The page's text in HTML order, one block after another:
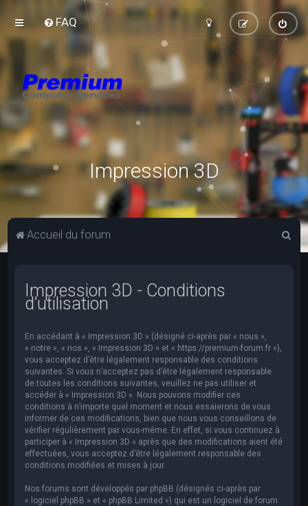
FAQ
Impression 3D
Accueil du forum
Impression 3D - Conditions
d’utilisation
En accédant à « Impression 3D » (désigné ci-après par « nous »,
« notre », « nos », « Impression 3D » et « https://premium-forum.fr »),
vous acceptez d’être légalement responsable des conditions
suivantes. Si vous n’acceptez pas d’être légalement responsable
de toutes les conditions suivantes, veuillez ne pas utiliser et
accéder à « Impression 3D ». Nous pouvons modifier ces
conditions à n’importe quel moment et nous essaierons de vous
informer de ces modifications, bien que nous vous conseillons de
vérifier régulièrement par vous-même. En effet, si vous continuez à
participer à « Impression 3D » après que des modifications aient été
effectuées, vous acceptez d’être légalement responsable des
conditions modifiées et mises à jour.
Nos forums sont développés par phpBB (désignés ci-après par
« logiciel phpBB » et « phpBB Limited ») qui est un logiciel de forum